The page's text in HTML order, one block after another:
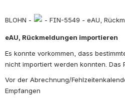
BLOHN - - FIN-5549 - eAU,
eAU, Rückmeldungen importieren
Es konnte vorkommen, dass
nicht importiert werden konnten. Das
Vor der Abrechnung/
Empfangen